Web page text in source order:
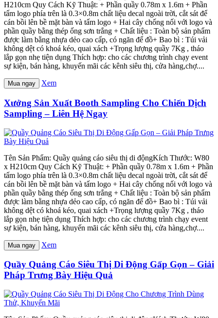
H210cm Quy Cách Kỹ Thuật: + Phần quầy 0.78m x 1.6m + Phần
tấm logo phía trên là 0.3×0.8m chất liệu decal ngoài trời, cắt sát để
cán bồi lên bề mặt bàn và tấm logo + Hai cây chống nối với logo và
phần quầy bằng thép ống sơn trắng + Chất liệu : Toàn bộ sản phẩm
được làm bằng nhựa dẻo cao cấp, có ngăn để đồ+ Bao bì : Túi vải
không dệt có khoá kéo, quai xách +Trọng lượng quầy 7Kg , tháo
lắp gọn nhẹ tiện dụng Thích hợp: cho các chương trình chạy event
sự kiện, bán hàng, khuyến mãi các kênh siêu thị, cửa hàng,chợ....
Mua ngay Xem
Xưởng Sản Xuất Booth Sampling Cho Chiến Dịch
Sampling – Liên Hệ Ngay
Tên Sản Phẩm: Quầy quảng cáo siêu thị di độngKích Thước: W80
x H210cm Quy Cách Kỹ Thuật: + Phần quầy 0.78m x 1.6m + Phần
tấm logo phía trên là 0.3×0.8m chất liệu decal ngoài trời, cắt sát để
cán bồi lên bề mặt bàn và tấm logo + Hai cây chống nối với logo và
phần quầy bằng thép ống sơn trắng + Chất liệu : Toàn bộ sản phẩm
được làm bằng nhựa dẻo cao cấp, có ngăn để đồ+ Bao bì : Túi vải
không dệt có khoá kéo, quai xách +Trọng lượng quầy 7Kg , tháo
lắp gọn nhẹ tiện dụng Thích hợp: cho các chương trình chạy event
sự kiện, bán hàng, khuyến mãi các kênh siêu thị, cửa hàng,chợ....
Mua ngay Xem
Quầy Quảng Cáo Siêu Thị Di Động Gấp Gọn – Giải
Pháp Trưng Bày Hiệu Quả